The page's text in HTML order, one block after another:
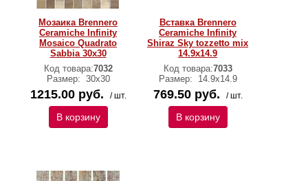
Мозаика Brennero
Ceramiche Infinity
Mosaico Quadrato
Sabbia 30х30
Код товара:7032
Размер: 30х30
1215.00 руб. / шт.
В корзину
Вставка Brennero
Ceramiche Infinity
Shiraz Sky tozzetto mix
14.9х14.9
Код товара:7033
Размер:
14.9х14.9
769.50 руб. / шт.
В корзину